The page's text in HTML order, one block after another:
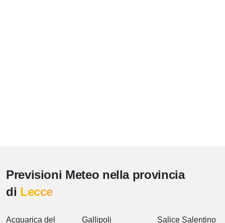
Previsioni Meteo nella provincia
di Lecce
Acquarica del
Gallipoli
Salice Salentino